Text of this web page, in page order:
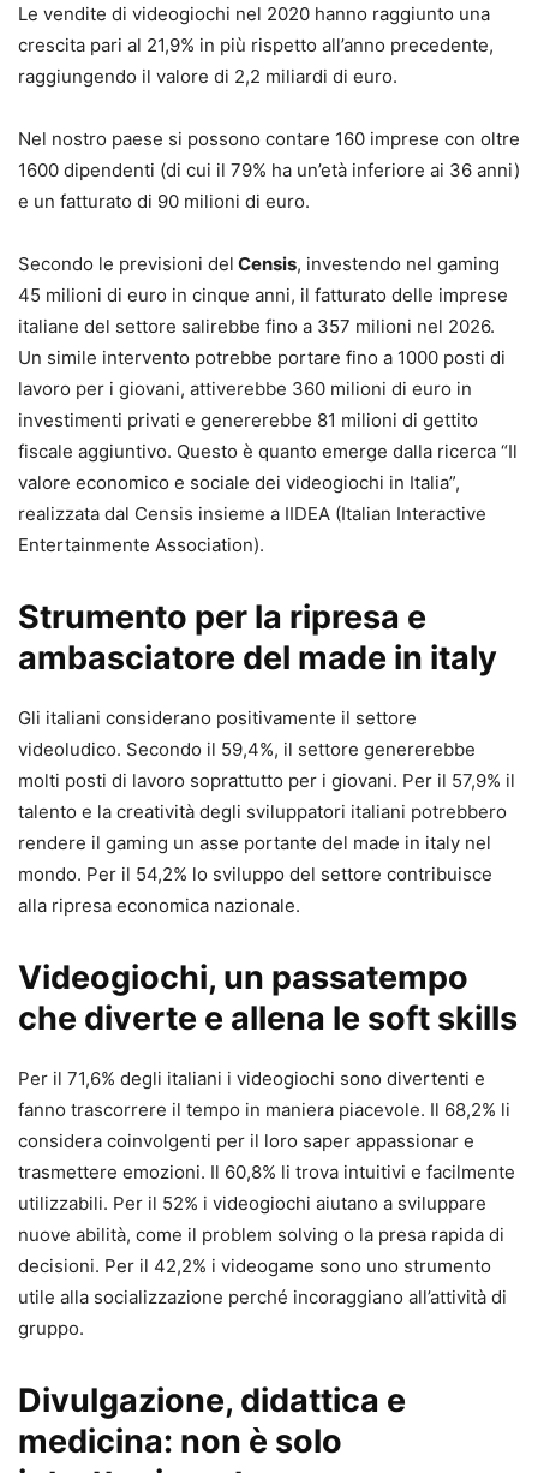
Le vendite di videogiochi nel 2020 hanno raggiunto una
crescita pari al 21,9% in più rispetto all’anno precedente,
raggiungendo il valore di 2,2 miliardi di euro.
Nel nostro paese si possono contare 160 imprese con oltre
1600 dipendenti (di cui il 79% ha un’età inferiore ai 36 anni)
e un fatturato di 90 milioni di euro.
Secondo le previsioni del Censis, investendo nel gaming
45 milioni di euro in cinque anni, il fatturato delle imprese
italiane del settore salirebbe fino a 357 milioni nel 2026.
Un simile intervento potrebbe portare fino a 1000 posti di
lavoro per i giovani, attiverebbe 360 milioni di euro in
investimenti privati e genererebbe 81 milioni di gettito
fiscale aggiuntivo. Questo è quanto emerge dalla ricerca “Il
valore economico e sociale dei videogiochi in Italia”,
realizzata dal Censis insieme a IIDEA (Italian Interactive
Entertainmente Association).
Strumento per la ripresa e
ambasciatore del made in italy
Gli italiani considerano positivamente il settore
videoludico. Secondo il 59,4%, il settore genererebbe
molti posti di lavoro soprattutto per i giovani. Per il 57,9% il
talento e la creatività degli sviluppatori italiani potrebbero
rendere il gaming un asse portante del made in italy nel
mondo. Per il 54,2% lo sviluppo del settore contribuisce
alla ripresa economica nazionale.
Videogiochi, un passatempo
che diverte e allena le soft skills
Per il 71,6% degli italiani i videogiochi sono divertenti e
fanno trascorrere il tempo in maniera piacevole. Il 68,2% li
considera coinvolgenti per il loro saper appassionar e
trasmettere emozioni. Il 60,8% li trova intuitivi e facilmente
utilizzabili. Per il 52% i videogiochi aiutano a sviluppare
nuove abilità, come il problem solving o la presa rapida di
decisioni. Per il 42,2% i videogame sono uno strumento
utile alla socializzazione perché incoraggiano all’attività di
gruppo.
Divulgazione, didattica e
medicina: non è solo